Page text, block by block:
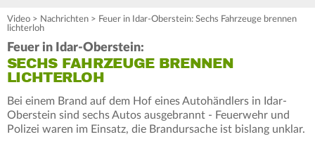
Video > Nachrichten > Feuer in Idar-Oberstein: Sechs Fahrzeuge brennen
lichterloh
Feuer in Idar-Oberstein:
SECHS FAHRZEUGE BRENNEN
LICHTERLOH
Bei einem Brand auf dem Hof eines Autohändlers in Idar-
Oberstein sind sechs Autos ausgebrannt - Feuerwehr und
Polizei waren im Einsatz, die Brandursache ist bislang unklar.